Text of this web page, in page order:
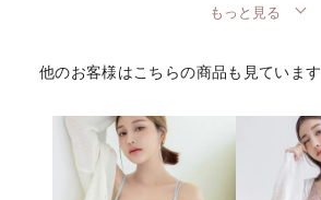
もっと見る
他のお客様はこちらの商品も見ています